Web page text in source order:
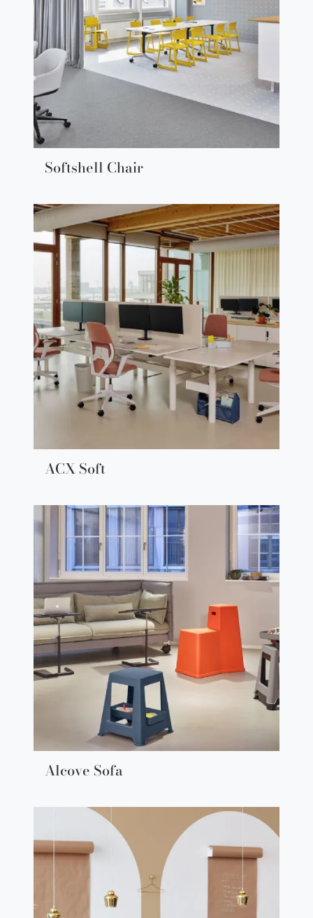
Softshell Chair
ACX Soft
Alcove Sofa